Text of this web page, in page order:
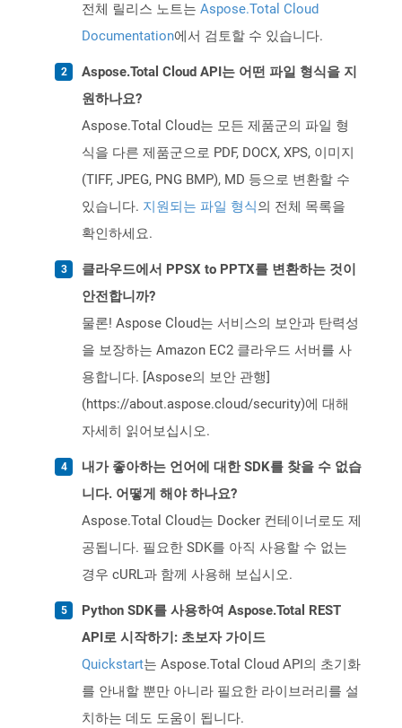
전체 릴리스 노트는 Aspose.Total Cloud
Documentation에서 검토할 수 있습니다.
Aspose.Total Cloud API는 어떤 파일 형식을 지
원하나요?
Aspose.Total Cloud는 모든 제품군의 파일 형
식을 다른 제품군으로 PDF, DOCX, XPS, 이미지
(TIFF, JPEG, PNG BMP), MD 등으로 변환할 수
있습니다. 지원되는 파일 형식의 전체 목록을
확인하세요.
클라우드에서 PPSX to PPTX를 변환하는 것이
안전합니까?
물론! Aspose Cloud는 서비스의 보안과 탄력성
을 보장하는 Amazon EC2 클라우드 서버를 사
용합니다. [Aspose의 보안 관행]
(https://about.aspose.cloud/security)에 대해
자세히 읽어보십시오.
내가 좋아하는 언어에 대한 SDK를 찾을 수 없습
니다. 어떻게 해야 하나요?
Aspose.Total Cloud는 Docker 컨테이너로도 제
공됩니다. 필요한 SDK를 아직 사용할 수 없는
경우 cURL과 함께 사용해 보십시오.
Python SDK를 사용하여 Aspose.Total REST
API로 시작하기: 초보자 가이드
Quickstart는 Aspose.Total Cloud API의 초기화
를 안내할 뿐만 아니라 필요한 라이브러리를 설
치하는 데도 도움이 됩니다.